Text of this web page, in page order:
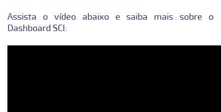
Assista o vídeo abaixo e saiba mais sobre o
Dashboard SCI: